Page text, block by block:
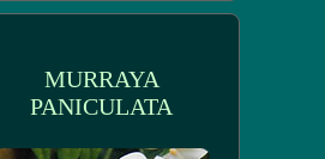
MURRAYA
PANICULATA